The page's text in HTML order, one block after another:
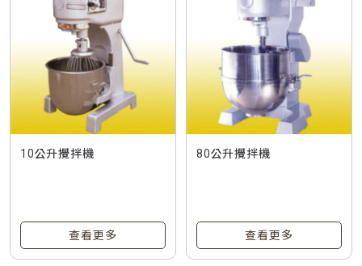
10公升攪拌機
查看更多
80公升攪拌機
查看更多